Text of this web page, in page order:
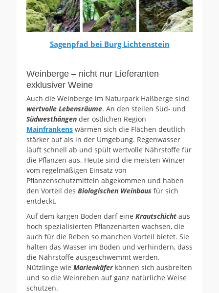
Sagenpfad bei Burg Lichtenstein
Weinberge – nicht nur Lieferanten
exklusiver Weine
Auch die Weinberge im Naturpark Haßberge sind
wertvolle Lebensräume. An den steilen Süd- und
Südwesthängen der östlichen Region
Mainfrankens wärmen sich die Flächen deutlich
stärker auf als in der Umgebung. Regenwasser
läuft schnell ab und spült wertvolle Nährstoffe für
die Pflanzen aus. Heute sind die meisten Winzer
vom regelmäßigen Einsatz von
Pflanzenschutzmitteln abgekommen und haben
den Vorteil des Biologischen Weinbaus für sich
entdeckt.
Auf dem kargen Boden darf eine Krautschicht aus
hoch spezialisierten Pflanzenarten wachsen, die
auch für die Reben so manchen Vorteil bietet. Sie
halten das Wasser im Boden und verhindern, dass
die Nährstoffe ausgeschwemmt werden.
Nützlinge wie Marienkäferkönnen sich ausbreiten
und so die Weinreben auf ganz natürliche Weise
schützen.